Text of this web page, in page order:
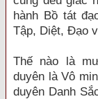
hành Bồ tát
Tập, Diệt, Đạo
Thế nào là
duyên là Vô
duyên Danh